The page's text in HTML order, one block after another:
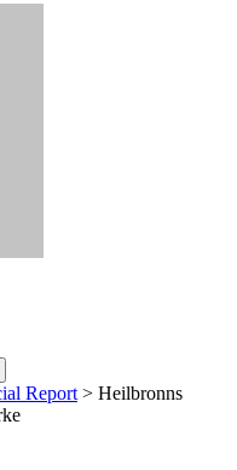
Report > Heilbronns